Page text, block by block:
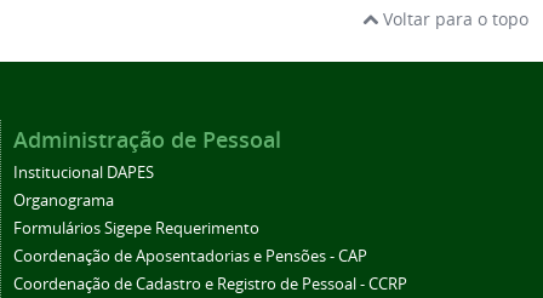
Voltar para o topo
Administração de Pessoal
Institucional DAPES
Organograma
Formulários Sigepe Requerimento
Coordenação de Aposentadorias e Pensões - CAP
Coordenação de Cadastro e Registro de Pessoal - CCRP